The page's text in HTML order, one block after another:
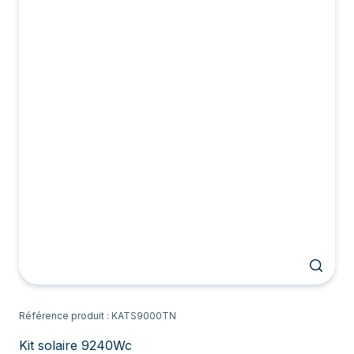
Référence produit : KATS9000TN
Kit solaire 9240Wc